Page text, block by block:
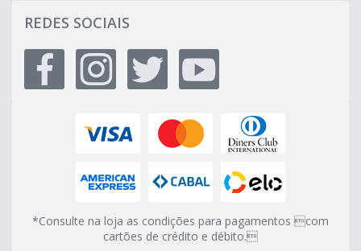
REDES SOCIAIS
*Consulte na loja as condições para pagamentos com
cartões de crédito e débito.